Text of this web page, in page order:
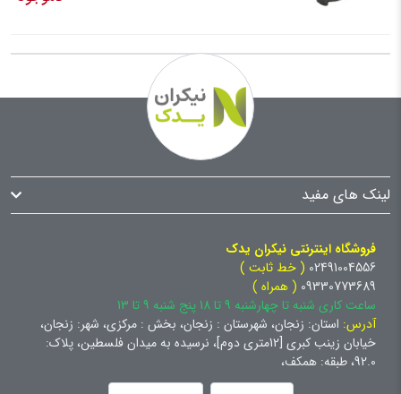
لینک های مفید
فروشگاه اینترنتی نیکران یدک
02491004556 ( خط ثابت )
09330773689 ( همراه )
ساعت کاری شنبه تا چهارشنبه 9 تا 18 پنج شنبه 9 تا 13
آدرس: استان: زنجان، شهرستان : زنجان، بخش : مرکزی، شهر: زنجان،
خیابان زینب کبری [12متری دوم]، نرسیده به میدان فلسطین، پلاک:
92.0، طبقه: همکف،